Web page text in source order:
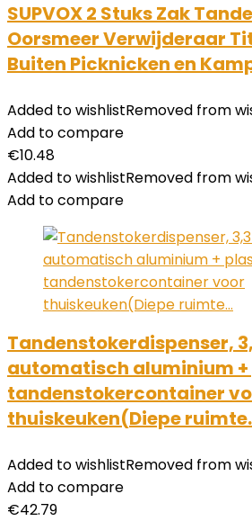
SUPVOX 2 Stuks Zak
Oorsmeer Verwijderaar
Buiten Picknicken en
Added to wishlistRemoved from
Add to compare
€10.48
Added to wishlistRemoved from
Add to compare
Tandenstokerdispenser,
automatisch aluminium
tandenstokercontainer
thuiskeuken(Diepe
Added to wishlistRemoved from
Add to compare
€42.79